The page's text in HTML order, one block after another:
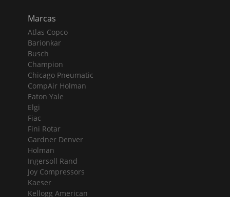
Marcas
Atlas Copco
Barionkar
Busch
Champion
Chicago Pneumatic
CompAir Holman
Eaton Yale
Elgi
Fiac
Fini Rotar
Gardner Denver
Holman
Ingersoll Rand
Joy Compressors
Kaeser
Kellogg American